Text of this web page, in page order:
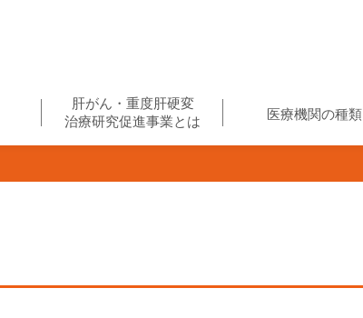
肝がん・重度肝硬変
治療研究促進事業とは
医療機関の種類